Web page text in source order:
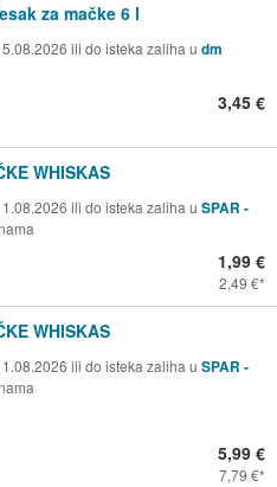
za mačke 6 l
ili do isteka zaliha u dm
3,45 €
WHISKAS
ili do isteka zaliha u SPAR -
1,99 €
2,49 €
WHISKAS
ili do isteka zaliha u SPAR -
5,99 €
7,79 €